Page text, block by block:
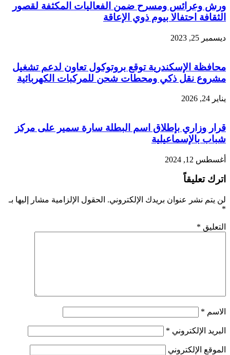
ورش وعرائس ومسرح ضمن الفعاليات المكثفة لقصور
الثقافة احتفالا بيوم ذوي الإعاقة
ديسمبر 25, 2023
محافظة الإسكندرية توقع بروتوكول تعاون لدعم تشغيل
مشروع نقل ذكي ومحطات شحن للمركبات الكهربائية
يناير 24, 2026
قرار وزاري بإطلاق اسم البطلة سارة سمير على مركز
شباب بالإسماعيلية
أغسطس 12, 2024
اترك تعليقاً
لن يتم نشر عنوان بريدك الإلكتروني. الحقول الإلزامية مشار إليها بـ
*
التعليق *
الاسم *
البريد الإلكتروني *
الموقع الإلكتروني